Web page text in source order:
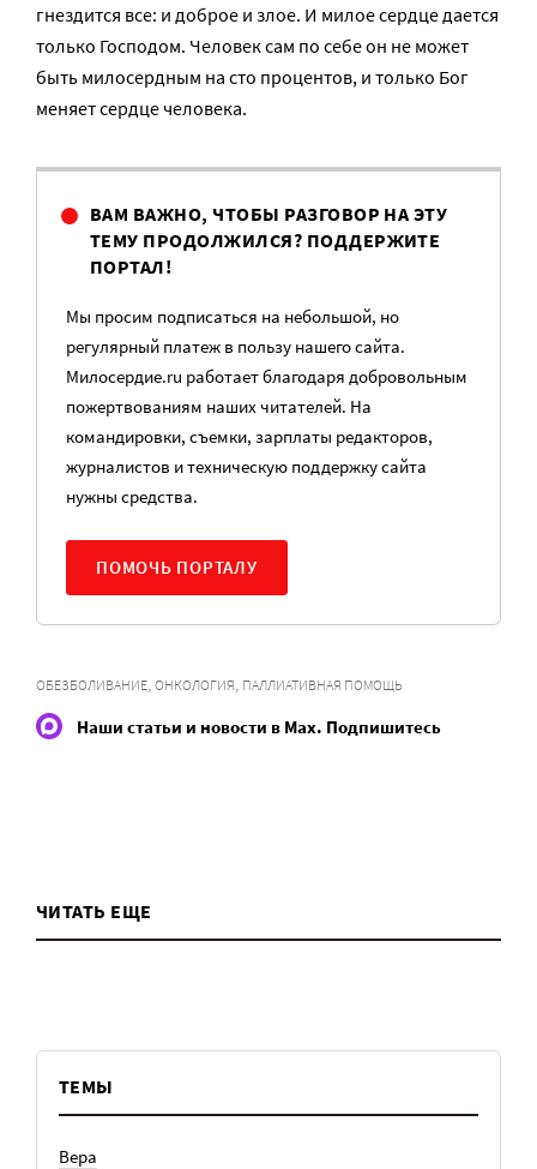
гнездится все: и доброе и злое. И милое сердце дается
только Господом. Человек сам по себе он не может
быть милосердным на сто процентов, и только Бог
меняет сердце человека.
ВАМ ВАЖНО, ЧТОБЫ РАЗГОВОР НА ЭТУ
ТЕМУ ПРОДОЛЖИЛСЯ? ПОДДЕРЖИТЕ
ПОРТАЛ!
Мы просим подписаться на небольшой, но
регулярный платеж в пользу нашего сайта.
Милосердие.ru работает благодаря добровольным
пожертвованиям наших читателей. На
командировки, съемки, зарплаты редакторов,
журналистов и техническую поддержку сайта
нужны средства.
ПОМОЧЬ ПОРТАЛУ
ОБЕЗБОЛИВАНИЕ, ОНКОЛОГИЯ, ПАЛЛИАТИВНАЯ ПОМОЩЬ
Наши статьи и новости в Max. Подпишитесь
ЧИТАТЬ ЕЩЕ
ТЕМЫ
Вера